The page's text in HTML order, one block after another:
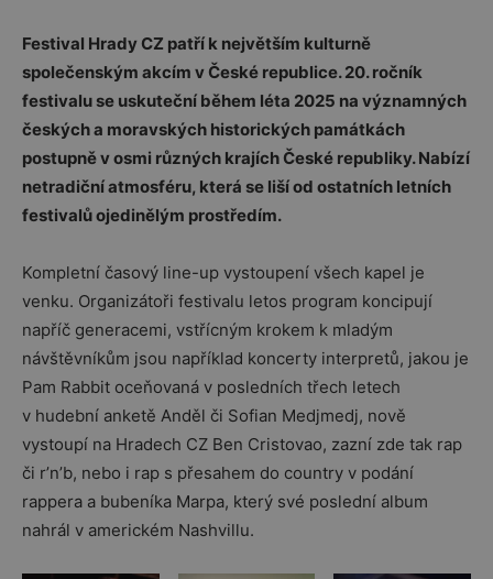
Festival Hrady CZ patří k největším kulturně
společenským akcím v České republice. 20. ročník
festivalu se uskuteční během léta 2025 na významných
českých a moravských historických památkách
postupně v osmi různých krajích České republiky. Nabízí
netradiční atmosféru, která se liší od ostatních letních
festivalů ojedinělým prostředím.
Kompletní časový line-up vystoupení všech kapel je
venku. Organizátoři festivalu letos program koncipují
napříč generacemi, vstřícným krokem k mladým
návštěvníkům jsou například koncerty interpretů, jakou je
Pam Rabbit oceňovaná v posledních třech letech
v hudební anketě Anděl či Sofian Medjmedj, nově
vystoupí na Hradech CZ Ben Cristovao, zazní zde tak rap
či r’n’b, nebo i rap s přesahem do country v podání
rappera a bubeníka Marpa, který své poslední album
nahrál v americkém Nashvillu.